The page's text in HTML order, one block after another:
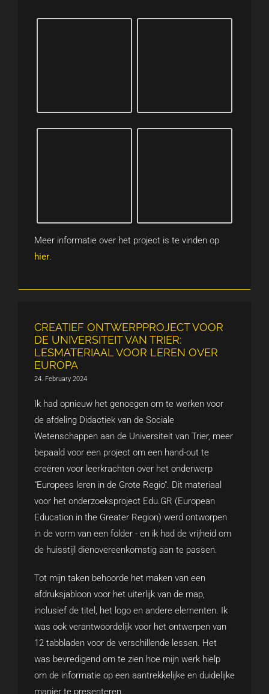
Meer informatie over het project is te vinden op
hier.
CREATIEF ONTWERPPROJECT VOOR
DE UNIVERSITEIT VAN TRIER:
LESMATERIAAL VOOR LEREN OVER
EUROPA
24. February 2024
Ik had opnieuw het genoegen om te werken voor
de afdeling Didactiek van de Sociale
Wetenschappen aan de Universiteit van Trier, meer
bepaald voor een project om een hand-out te
creëren voor leerkrachten over het onderwerp
"Europees leren in de Grote Regio". Dit materiaal
voor het onderzoeksproject Edu.GR (European
Education in the Greater Region) werd ontworpen
in de vorm van een folder - en ik had de vrijheid om
de huisstijl dienovereenkomstig aan te passen.
Tot mijn taken behoorde het maken van een
afdruksjabloon voor het uiterlijk van de map,
inclusief de titel, het logo en andere elementen. Ik
was ook verantwoordelijk voor het ontwerpen van
12 tabbladen voor de verschillende lessen. Het
was bevredigend om te zien hoe mijn werk hielp
om de informatie op een aantrekkelijke en duidelijke
manier te presenteren.